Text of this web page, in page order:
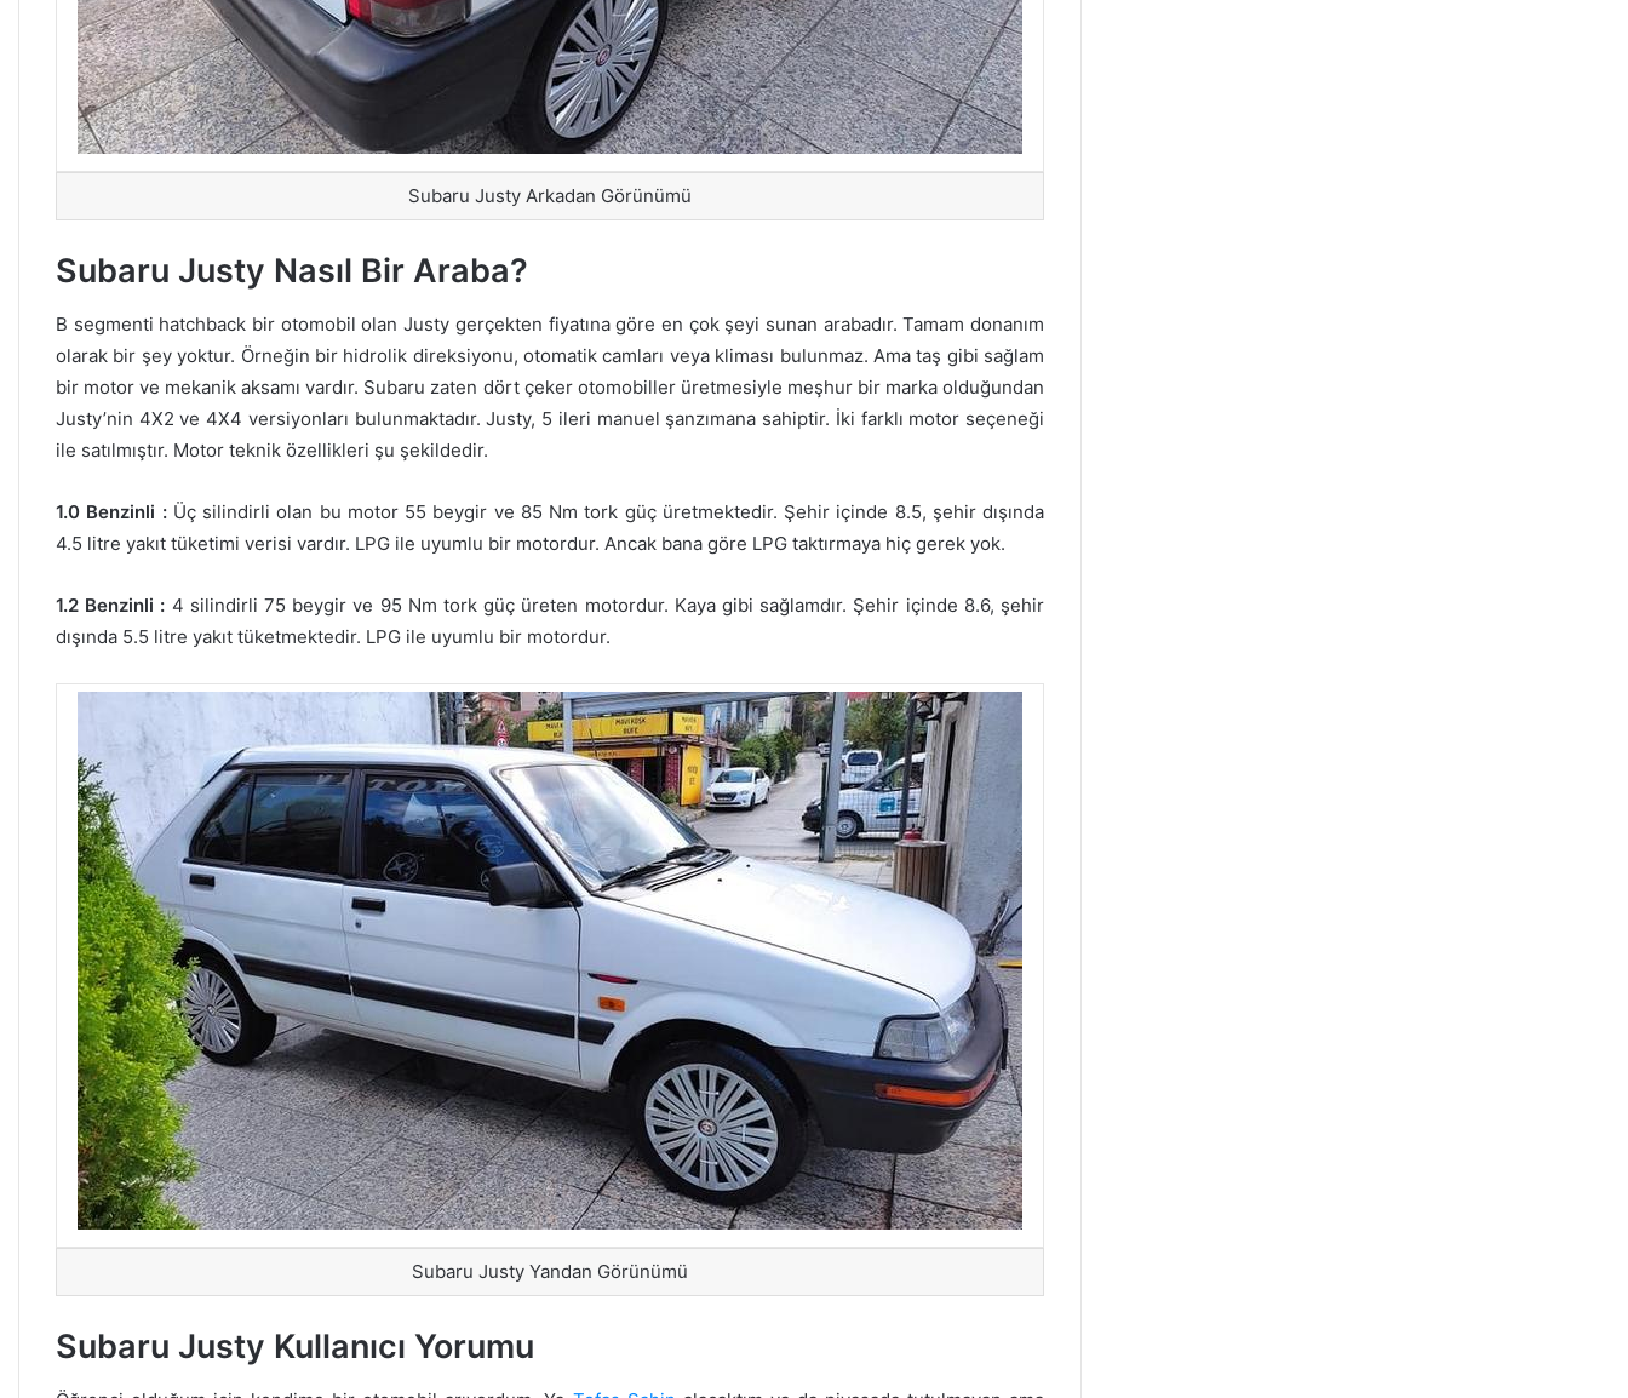
Subaru Justy Arkadan Görünümü
Subaru Justy Nasıl Bir Araba?
B segmenti hatchback bir otomobil olan Justy gerçekten fiyatına göre en çok şeyi sunan arabadır. Tamam donanım
olarak bir şey yoktur. Örneğin bir hidrolik direksiyonu, otomatik camları veya kliması bulunmaz. Ama taş gibi sağlam
bir motor ve mekanik aksamı vardır. Subaru zaten dört çeker otomobiller üretmesiyle meşhur bir marka olduğundan
Justy’nin 4X2 ve 4X4 versiyonları bulunmaktadır. Justy, 5 ileri manuel şanzımana sahiptir. İki farklı motor seçeneği
ile satılmıştır. Motor teknik özellikleri şu şekildedir.
1.0 Benzinli :Üç silindirli olan bu motor 55 beygir ve 85 Nm tork güç üretmektedir. Şehir içinde 8.5, şehir dışında
4.5 litre yakıt tüketimi verisi vardır. LPG ile uyumlu bir motordur. Ancak bana göre LPG taktırmaya hiç gerek yok.
1.2 Benzinli : 4 silindirli 75 beygir ve 95 Nm tork güç üreten motordur. Kaya gibi sağlamdır. Şehir içinde 8.6, şehir
dışında 5.5 litre yakıt tüketmektedir. LPG ile uyumlu bir motordur.
Subaru Justy Yandan Görünümü
Subaru Justy Kullanıcı Yorumu